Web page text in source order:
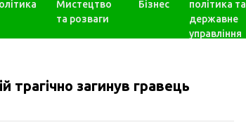
Мистецтво
та розваги
Бізнес
політика та
державне
управління
трагічно загинув гравець